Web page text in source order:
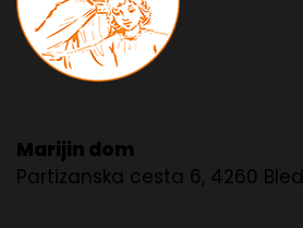
Marijin dom
Partizanska cesta 6, 4260 Bled